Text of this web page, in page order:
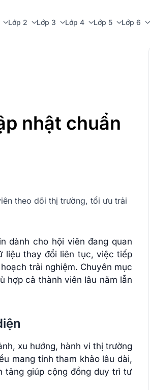
Lớp 2 Lớp 3 Lớp 4 Lớp 5 Lớp 6
nhật chuẩn
theo dõi thị trường, tối ưu trải
dành cho hội viên đang quan
liệu thay đổi liên tục, việc tiếp
trải nghiệm. Chuyên mục
hợp cả thành viên lâu năm lẫn
xu hướng, hành vi thị trường
mang tính tham khảo lâu dài,
tảng giúp cộng đồng duy trì tư